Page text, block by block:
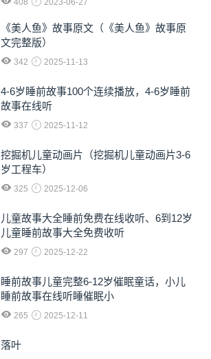
《美人鱼》故事原文（《美人鱼》故事原
文完整版）
342 2025-11-13
4-6岁睡前故事100个连续播放，4-6岁睡前
故事在线听
337 2025-11-12
挖掘机儿童动画片（挖掘机儿童动画片3-6
岁工程车）
325 2025-12-06
儿童故事大全睡前免费在线收听、6到12岁
儿童睡前故事大全免费收听
297 2025-12-22
睡前故事儿童完整6-12岁催眠童话，小儿
睡前故事在线听睡催眠小
265 2025-12-11
落叶